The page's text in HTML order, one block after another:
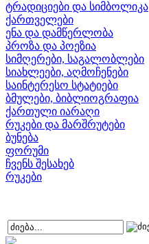
ტრადიციები და სიმბოლიკა
ქართველები
ენა და დამწერლობა
პროზა და პოეზია
სიმღერები, საგალობლები
სიახლეები, აღმოჩენები
საინტერესო სტატიები
ბმულები, ბიბლიოგრაფია
ქართული იარაღი
რუკები და მარშრუტები
ბუნება
ფორუმი
ჩვენს შესახებ
რუკები